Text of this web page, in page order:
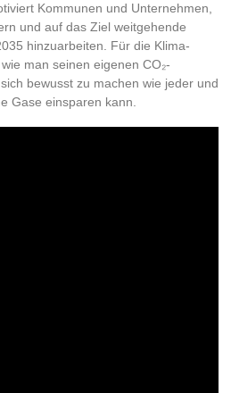
Kommunen und Unternehmen,
und auf das Ziel weitgehende
hinzuarbeiten. Für die Klima-
man seinen eigenen CO₂-
bewusst zu machen wie jeder und
Gase einsparen kann.